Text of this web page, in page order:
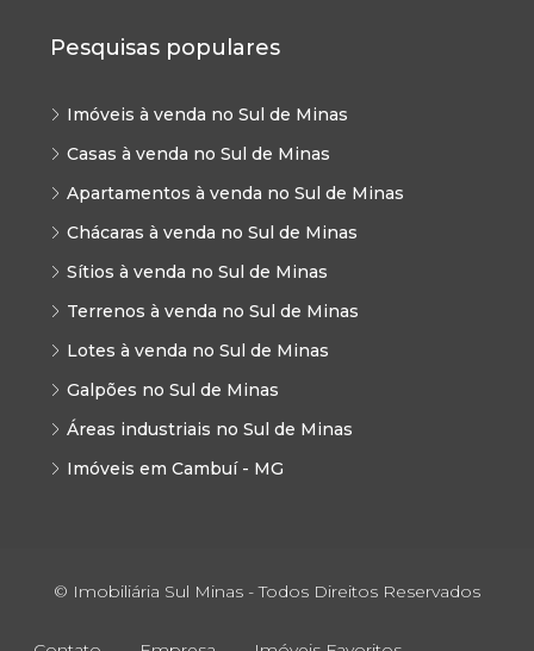
Pesquisas populares
Imóveis à venda no Sul de Minas
Casas à venda no Sul de Minas
Apartamentos à venda no Sul de Minas
Chácaras à venda no Sul de Minas
Sítios à venda no Sul de Minas
Terrenos à venda no Sul de Minas
Lotes à venda no Sul de Minas
Galpões no Sul de Minas
Áreas industriais no Sul de Minas
Imóveis em Cambuí - MG
© Imobiliária Sul Minas - Todos Direitos Reservados